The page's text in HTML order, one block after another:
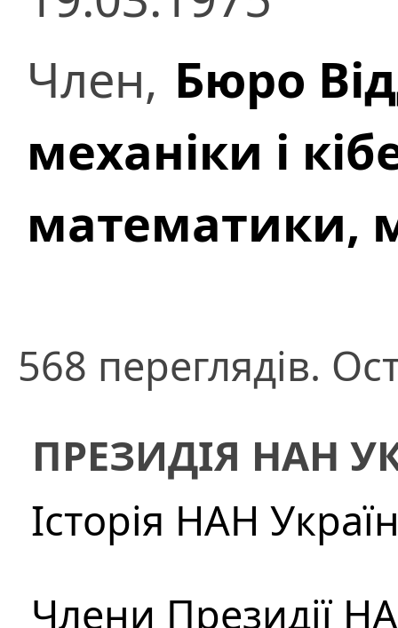
Член, Бюро
механіки і
математики,
568 переглядів.
ПРЕЗИДІЯ НАН
Історія НАН
Члени Президії